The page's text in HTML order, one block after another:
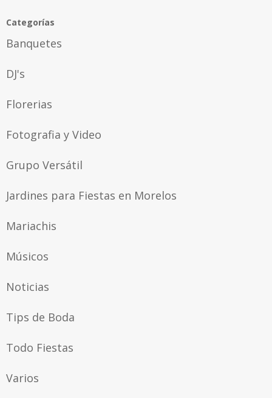
Categorías
Banquetes
DJ's
Florerias
Fotografia y Video
Grupo Versátil
Jardines para Fiestas en Morelos
Mariachis
Músicos
Noticias
Tips de Boda
Todo Fiestas
Varios